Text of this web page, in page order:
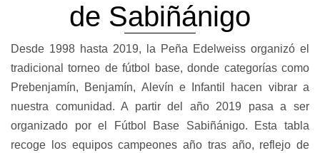
de Sabiñánigo
Desde 1998 hasta 2019, la Peña Edelweiss organizó el
tradicional torneo de fútbol base, donde categorías como
Prebenjamín, Benjamín, Alevín e Infantil hacen vibrar a
nuestra comunidad. A partir del año 2019 pasa a ser
organizado por el Fútbol Base Sabiñánigo. Esta tabla
recoge los equipos campeones año tras año, reflejo de